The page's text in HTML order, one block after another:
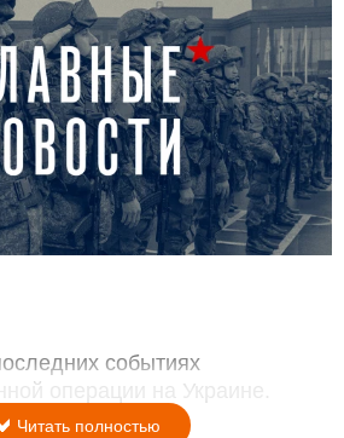
событиях
операции на Украине.
Читать полностью